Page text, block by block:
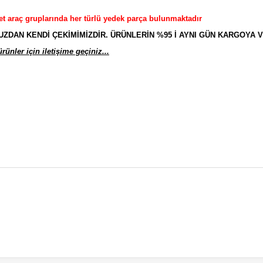
gruplarında her türlü yedek parça bulunmaktadır
KENDİ ÇEKİMİMİZDİR. ÜRÜNLERİN %95 İ AYNI GÜN KARGOYA
ürünler için iletişime geçiniz...